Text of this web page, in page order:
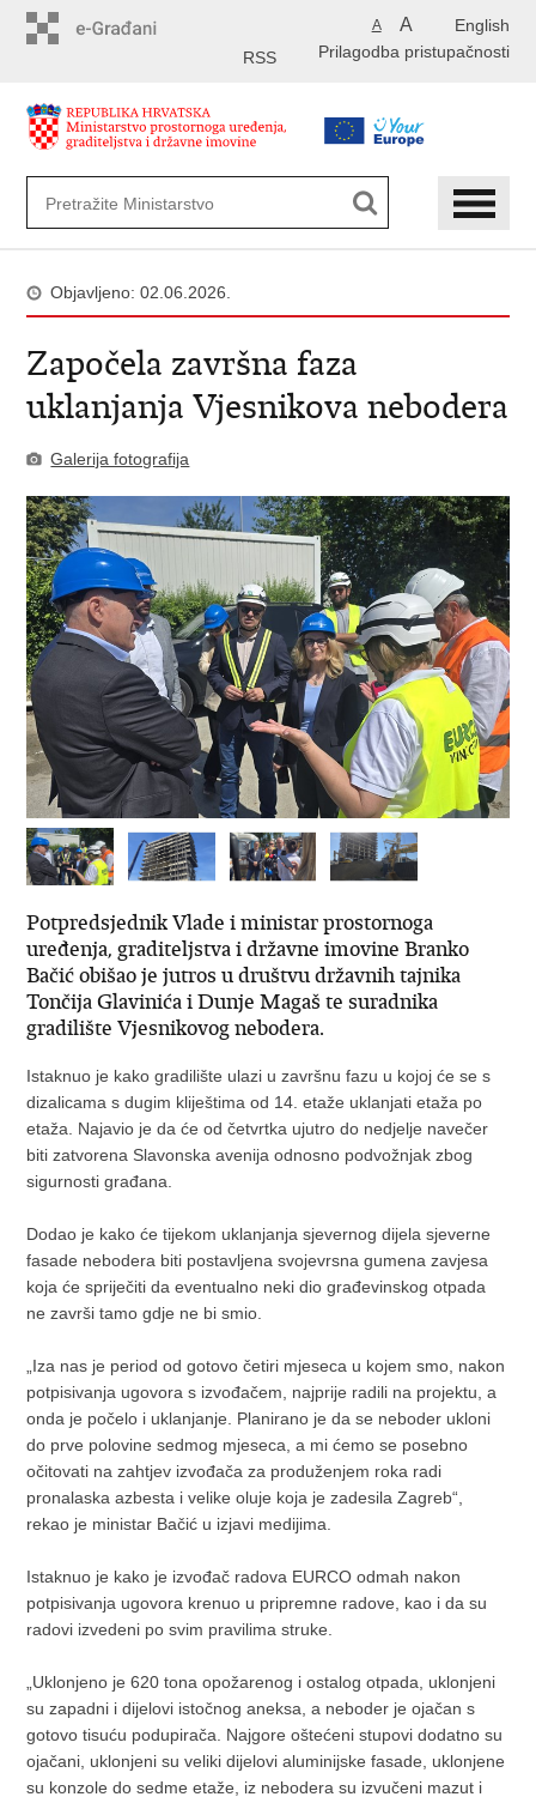
English
A A
Prilagodba pristupačnosti
RSS
Objavljeno: 02.06.2026.
Započela završna faza
uklanjanja Vjesnikova nebodera
Galerija fotografija
Potpredsjednik Vlade i ministar prostornoga
uređenja, graditeljstva i državne imovine Branko
Bačić obišao je jutros u društvu državnih tajnika
Tončija Glavinića i Dunje Magaš te suradnika
gradilište Vjesnikovog nebodera.
Istaknuo je kako gradilište ulazi u završnu fazu u kojoj će se s
dizalicama s dugim kliještima od 14. etaže uklanjati etaža po
etaža. Najavio je da će od četvrtka ujutro do nedjelje navečer
biti zatvorena Slavonska avenija odnosno podvožnjak zbog
sigurnosti građana.
Dodao je kako će tijekom uklanjanja sjevernog dijela sjeverne
fasade nebodera biti postavljena svojevrsna gumena zavjesa
koja će spriječiti da eventualno neki dio građevinskog otpada
ne završi tamo gdje ne bi smio.
„Iza nas je period od gotovo četiri mjeseca u kojem smo, nakon
potpisivanja ugovora s izvođačem, najprije radili na projektu, a
onda je počelo i uklanjanje. Planirano je da se neboder ukloni
do prve polovine sedmog mjeseca, a mi ćemo se posebno
očitovati na zahtjev izvođača za produženjem roka radi
pronalaska azbesta i velike oluje koja je zadesila Zagreb“,
rekao je ministar Bačić u izjavi medijima.
Istaknuo je kako je izvođač radova EURCO odmah nakon
potpisivanja ugovora krenuo u pripremne radove, kao i da su
radovi izvedeni po svim pravilima struke.
„Uklonjeno je 620 tona opožarenog i ostalog otpada, uklonjeni
su zapadni i dijelovi istočnog aneksa, a neboder je ojačan s
gotovo tisuću podupirača. Najgore oštećeni stupovi dodatno su
ojačani, uklonjeni su veliki dijelovi aluminijske fasade, uklonjene
su konzole do sedme etaže, iz nebodera su izvučeni mazut i